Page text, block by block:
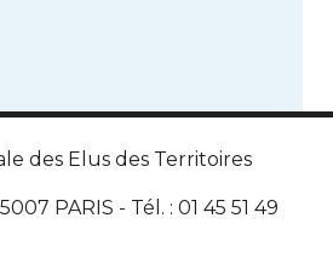
des Elus des Territoires
PARIS - Tél. : 01 45 51 49